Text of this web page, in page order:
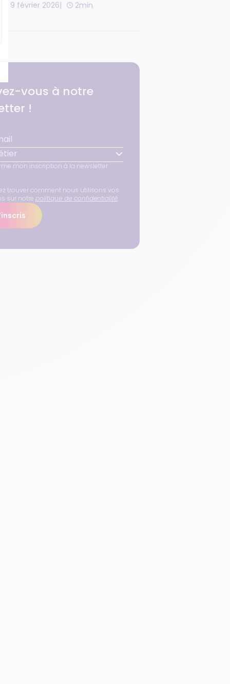
9 février 2026 2min
vous à notre
!
mon inscription à la newsletter
trouver comment nous utilisons vos
sur notre politique de confidentialité